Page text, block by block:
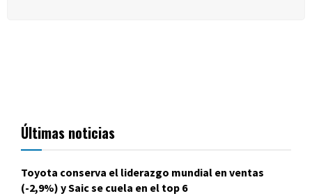
Últimas noticias
Toyota conserva el liderazgo mundial en ventas
(-2,9%) y Saic se cuela en el top 6